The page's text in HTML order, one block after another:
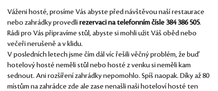
Váženi hosté, prosíme Vás abyste před návštěvou naší restaurace
nebo zahrádky provedlirezervaci na telefonním čísle 384 386 505.
Rádi pro Vás připravíme stůl, abyste si mohli užit Váš oběd nebo
večeři nerušeně a v klidu.
V posledních letech jsme čím dál víc řešili věčný problém, že buď
hotelový hosté neměli stůl nebo hosté z venku si neměli kam
sednout. Ani rozšíření zahrádky nepomohlo. Spíš naopak. Díky až 80
místům na zahrádce zde ale zase nenašli naši hoteloví hosté ten